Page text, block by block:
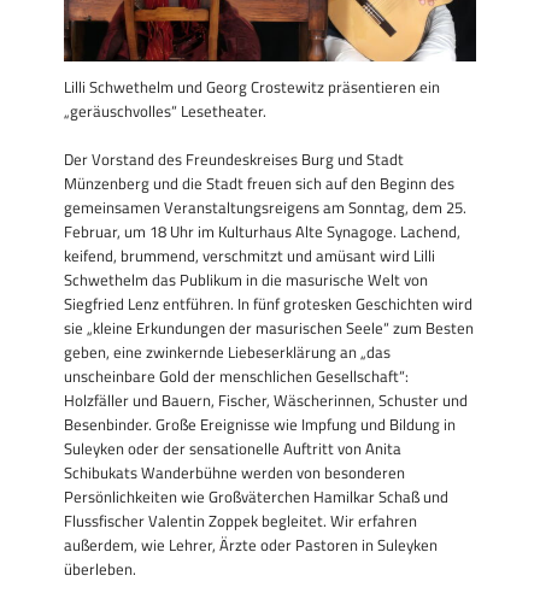
Lilli Schwethelm und Georg Crostewitz präsentieren ein
„geräuschvolles“ Lesetheater.
Der Vorstand des Freundeskreises Burg und Stadt
Münzenberg und die Stadt freuen sich auf den Beginn des
gemeinsamen Veranstaltungsreigens am Sonntag, dem 25.
Februar, um 18 Uhr im Kulturhaus Alte Synagoge. Lachend,
keifend, brummend, verschmitzt und amüsant wird Lilli
Schwethelm das Publikum in die masurische Welt von
Siegfried Lenz entführen. In fünf grotesken Geschichten wird
sie „kleine Erkundungen der masurischen Seele“ zum Besten
geben, eine zwinkernde Liebeserklärung an „das
unscheinbare Gold der menschlichen Gesellschaft“:
Holzfäller und Bauern, Fischer, Wäscherinnen, Schuster und
Besenbinder. Große Ereignisse wie Impfung und Bildung in
Suleyken oder der sensationelle Auftritt von Anita
Schibukats Wanderbühne werden von besonderen
Persönlichkeiten wie Großväterchen Hamilkar Schaß und
Flussfischer Valentin Zoppek begleitet. Wir erfahren
außerdem, wie Lehrer, Ärzte oder Pastoren in Suleyken
überleben.